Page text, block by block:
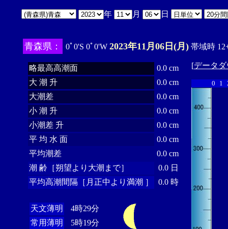
年 月 日
青森県： 0ﾟ0'S 0ﾟ0'W 2023年11月06日(月) 帯域時
略最高高潮面
0.0 cm
大 潮 升
0.0 cm
大潮差
0.0 cm
小 潮 升
0.0 cm
小潮差 升
0.0 cm
平 均 水 面
0.0 cm
平均潮差
0.0 cm
潮 齢［朔望より大潮まで］
0.0 日
平均高潮間隔［月正中より満潮 ］
0.0 時
天文薄明
4時29分
常用薄明
5時19分
[データ
0 1